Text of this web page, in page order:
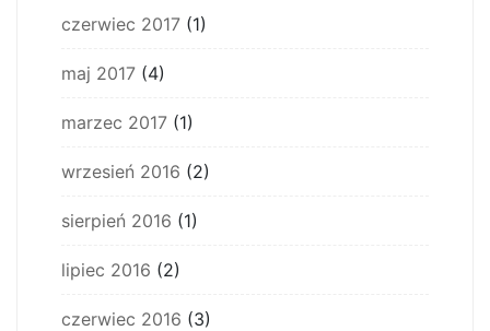
czerwiec 2017 (1)
maj 2017 (4)
marzec 2017 (1)
wrzesień 2016 (2)
sierpień 2016 (1)
lipiec 2016 (2)
czerwiec 2016 (3)